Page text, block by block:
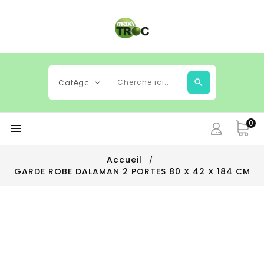
 0
Accueil
GARDE ROBE DALAMAN 2 PORTES 80 X 42 X 184 CM